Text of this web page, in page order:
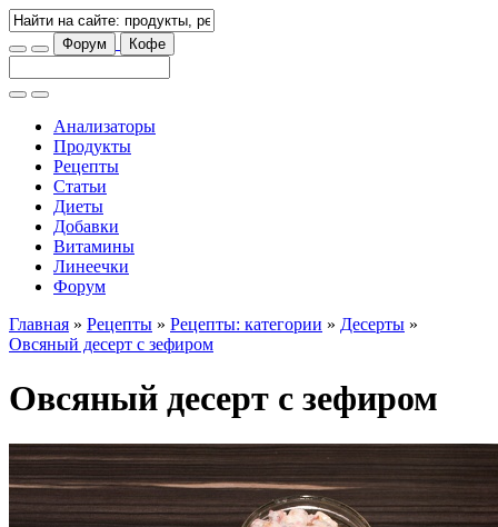
Форум Кофе
Анализаторы
Продукты
Рецепты
Статьи
Диеты
Добавки
Витамины
Линеечки
Форум
Главная » Рецепты » Рецепты: категории » Десерты »
Овсяный десерт с зефиром
Овсяный десерт с зефиром